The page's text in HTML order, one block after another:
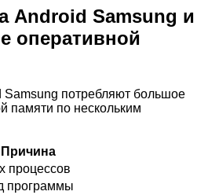
Android Samsung и
оперативной
потребляют большое
памяти по нескольким
Причина
процессов
программы